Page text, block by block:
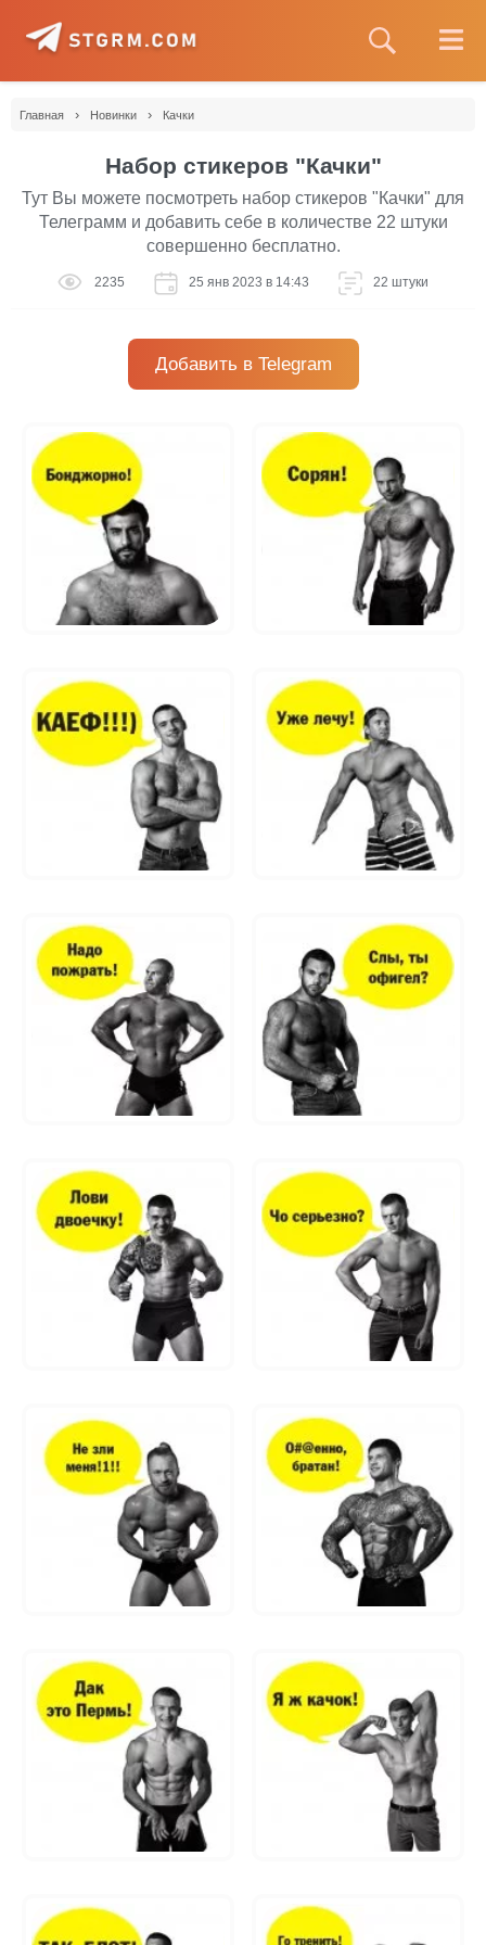
Главная › Новинки › Качки
Набор стикеров "Качки"
Тут Вы можете посмотреть набор стикеров "Качки" для
Телеграмм и добавить себе в количестве 22 штуки
совершенно бесплатно.
2235 25 янв 2023 в 14:43 22 штуки
Добавить в Telegram